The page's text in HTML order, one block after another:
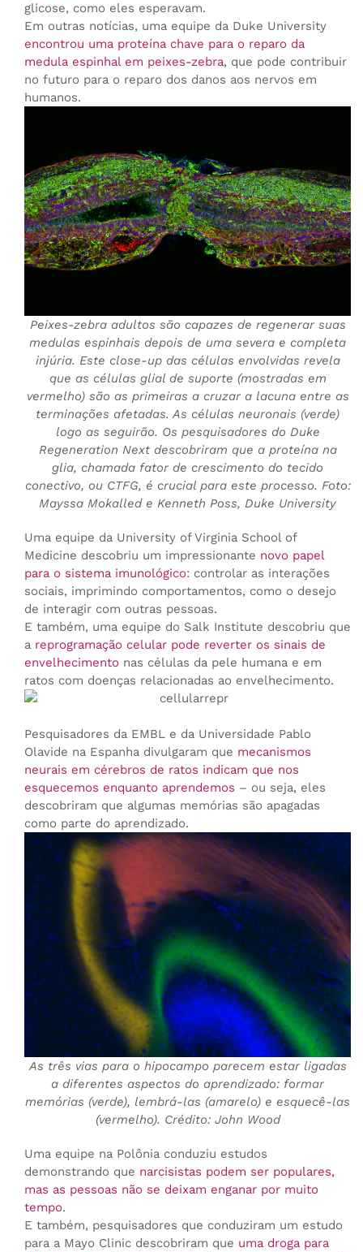
glicose, como eles esperavam.
Em outras notícias, uma equipe da Duke University
encontrou uma proteína chave para o reparo da
medula espinhal em peixes-zebra, que pode contribuir
no futuro para o reparo dos danos aos nervos em
humanos.
Peixes-zebra adultos são capazes de regenerar suas
medulas espinhais depois de uma severa e completa
injúria. Este close-up das células envolvidas revela
que as células glial de suporte (mostradas em
vermelho) são as primeiras a cruzar a lacuna entre as
terminações afetadas. As células neuronais (verde)
logo as seguirão. Os pesquisadores do Duke
Regeneration Next descobriram que a proteína na
glia, chamada fator de crescimento do tecido
conectivo, ou CTFG, é crucial para este processo. Foto:
Mayssa Mokalled e Kenneth Poss, Duke University
Uma equipe da University of Virginia School of
Medicine descobriu um impressionante novo papel
para o sistema imunológico: controlar as interações
sociais, imprimindo comportamentos, como o desejo
de interagir com outras pessoas.
E também, uma equipe do Salk Institute descobriu que
a reprogramação celular pode reverter os sinais de
envelhecimento nas células da pele humana e em
ratos com doenças relacionadas ao envelhecimento.
Pesquisadores da EMBL e da Universidade Pablo
Olavide na Espanha divulgaram que mecanismos
neurais em cérebros de ratos indicam que nos
esquecemos enquanto aprendemos – ou seja, eles
descobriram que algumas memórias são apagadas
como parte do aprendizado.
As três vias para o hipocampo parecem estar ligadas
a diferentes aspectos do aprendizado: formar
memórias (verde), lembrá-las (amarelo) e esquecê-las
(vermelho). Crédito: John Wood
Uma equipe na Polônia conduziu estudos
demonstrando que narcisistas podem ser populares,
mas as pessoas não se deixam enganar por muito
tempo.
E também, pesquisadores que conduziram um estudo
para a Mayo Clinic descobriram que uma droga para